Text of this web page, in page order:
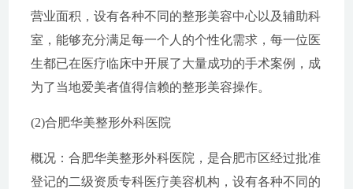
营业面积，设有各种不同的整形美容中心以及辅助科
室，能够充分满足每一个人的个性化需求，每一位医
生都已在医疗临床中开展了大量成功的手术案例，成
为了当地爱美者值得信赖的整形美容操作。
(2)合肥华美整形外科医院
概况：合肥华美整形外科医院，是合肥市区经过批准
登记的二级资质专科医疗美容机构，设有各种不同的